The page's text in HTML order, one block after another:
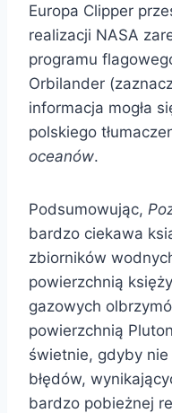
Europa Clipper
realizacji NASA
programu
Orbilander
informacja mogła
polskiego
oceanów.
Podsumowując,
bardzo ciekawa
zbiorników
powierzchnią
gazowych
powierzchnią
świetnie, gdyby
błędów,
bardzo pobieżnej